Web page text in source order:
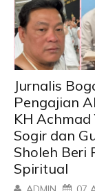
Jurnalis
Pengajian
KH Achmad
Sogir dan
Sholeh Beri
Spiritual